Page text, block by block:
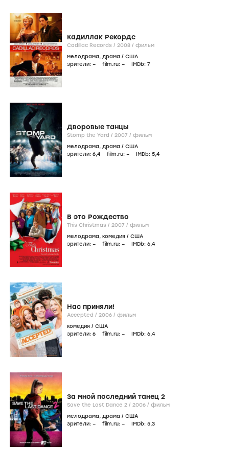
Кадиллак Рекордс
Cadillac Records / 2008 / фильм
мелодрама, драма / США
зрители: – film.ru: – IMDb: 7
Дворовые танцы
Stomp the Yard / 2007 / фильм
мелодрама, драма / США
зрители: 6,4 film.ru: – IMDb: 5,4
В это Рождество
This Christmas / 2007 / фильм
мелодрама, комедия / США
зрители: – film.ru: – IMDb: 6,4
Нас приняли!
Accepted / 2006 / фильм
комедия / США
зрители: 6 film.ru: – IMDb: 6,4
За мной последний танец 2
Save the Last Dance 2 / 2006 / фильм
мелодрама, драма / США
зрители: – film.ru: – IMDb: 5,3